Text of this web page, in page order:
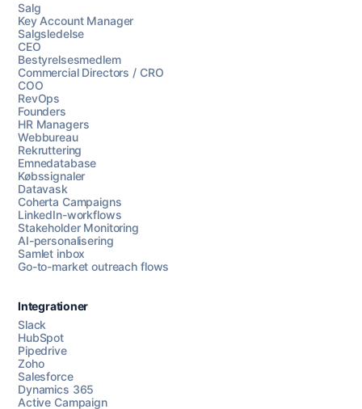
Chat med os
Salg
Key Account Manager
Salgsledelse
CEO
Bestyrelsesmedlem
Commercial Directors / CRO
COO
RevOps
Founders
HR Managers
Webbureau
Rekruttering
Emnedatabase
Købssignaler
Datavask
Coherta Campaigns
LinkedIn-workflows
Stakeholder Monitoring
AI-personalisering
Samlet inbox
Go-to-market outreach flows
Integrationer
Slack
HubSpot
Pipedrive
Zoho
Salesforce
Dynamics 365
Active Campaign